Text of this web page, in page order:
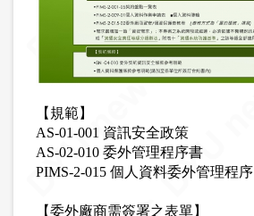
【規範】
AS-01-001 資訊安全政策
AS-02-010 委外管理程序書
PIMS-2-015 個人資料委外管理程序
【委外廠商需簽署之表單】